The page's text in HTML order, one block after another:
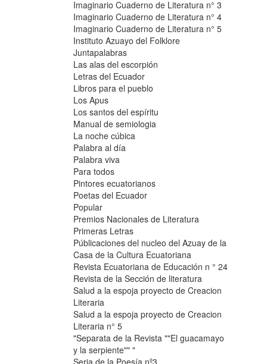
Imaginario Cuaderno de Literatura n° 3
Imaginario Cuaderno de Literatura n° 4
Imaginario Cuaderno de Literatura n° 5
Instituto Azuayo del Folklore
Juntapalabras
Las alas del escorpión
Letras del Ecuador
Libros para el pueblo
Los Apus
Los santos del espíritu
Manual de semiologia
La noche cúbica
Palabra al día
Palabra viva
Para todos
Pintores ecuatorianos
Poetas del Ecuador
Popular
Premios Nacionales de Literatura
Primeras Letras
Públicaciones del nucleo del Azuay de la
Casa de la Cultura Ecuatoriana
Revista Ecuatoriana de Educación n ° 24
Revista de la Sección de literatura
Salud a la espoja proyecto de Creacion
Literaria
Salud a la espoja proyecto de Creacion
Literaria n° 5
"Separata de la Revista ""El guacamayo
y la serpiente"" "
Seria de la Poesía nº3